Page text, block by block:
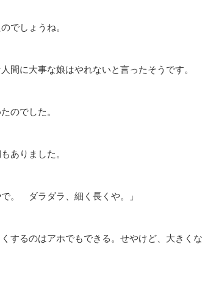
でしょうね。
間に大事な娘はやれないと言ったそうです。
のでした。
ありました。
。 ダラダラ、細く長くや。」
するのはアホでもできる。せやけど、大きくな